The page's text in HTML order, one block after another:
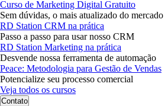
Curso de Marketing Digital Gratuito
Sem dúvidas, o mais atualizado do mercado
RD Station CRM na prática
Passo a passo para usar nosso CRM
RD Station Marketing na prática
Desvende nossa ferramenta de automação
Peace: Metodologia para Gestão de Vendas
Potencialize seu processo comercial
Veja todos os cursos
Contato